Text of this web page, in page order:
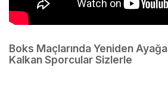
Boks Maçlarında Yeniden Ayağa
Kalkan Sporcular Sizlerle